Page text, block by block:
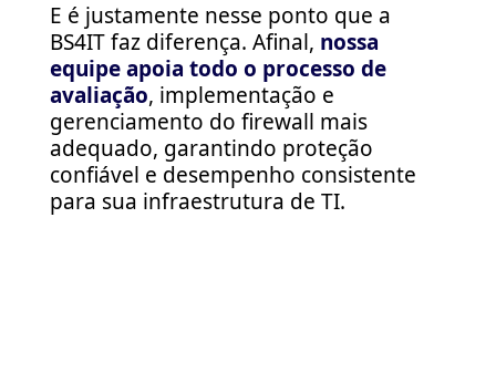
E é justamente nesse ponto que a
BS4IT faz diferença. Afinal, nossa
equipe apoia todo o processo de
avaliação, implementação e
gerenciamento do firewall mais
adequado, garantindo proteção
confiável e desempenho consistente
para sua infraestrutura de TI.